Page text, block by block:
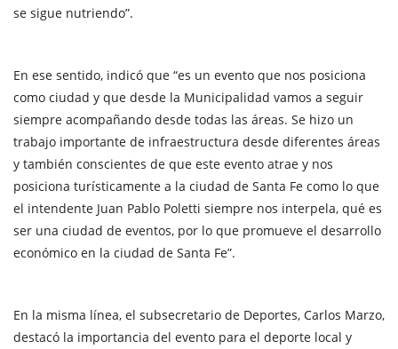
se sigue nutriendo”.
En ese sentido, indicó que “es un evento que nos posiciona
como ciudad y que desde la Municipalidad vamos a seguir
siempre acompañando desde todas las áreas. Se hizo un
trabajo importante de infraestructura desde diferentes áreas
y también conscientes de que este evento atrae y nos
posiciona turísticamente a la ciudad de Santa Fe como lo que
el intendente Juan Pablo Poletti siempre nos interpela, qué es
ser una ciudad de eventos, por lo que promueve el desarrollo
económico en la ciudad de Santa Fe”.
En la misma línea, el subsecretario de Deportes, Carlos Marzo,
destacó la importancia del evento para el deporte local y